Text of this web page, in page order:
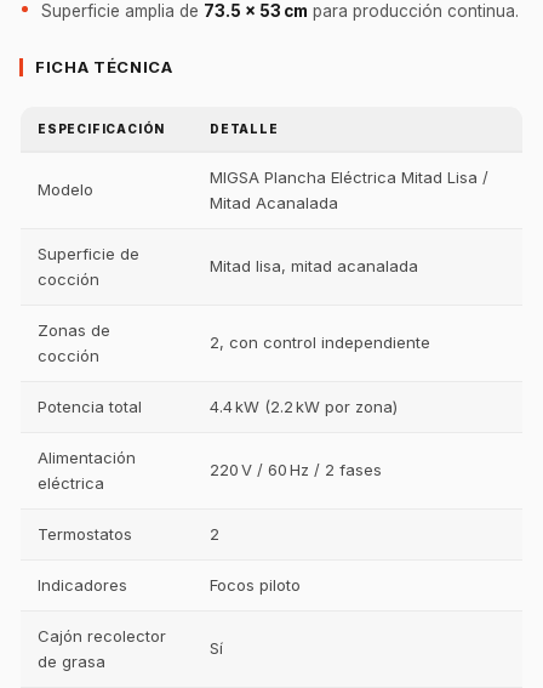
Superficie amplia de 73.5 × 53 cm para producción continua.
FICHA TÉCNICA
ESPECIFICACIÓN DETALLE
Modelo
MIGSA Plancha Eléctrica Mitad Lisa /
Mitad Acanalada
Superficie de
cocción
Mitad lisa, mitad acanalada
Zonas de
cocción
2, con control independiente
Potencia total 4.4 kW (2.2 kW por zona)
Alimentación
eléctrica
220 V / 60 Hz / 2 fases
Termostatos 2
Indicadores Focos piloto
Cajón recolector
de grasa
Sí